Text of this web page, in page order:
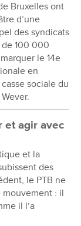
Bruxelles ont
d’une
des syndicats
100 000
le 14e
en
sociale du
et agir avec
et la
des
le PTB ne
: il
il l’a